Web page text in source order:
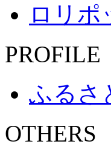
ロリポ
PROFILE
ふるさ
OTHERS